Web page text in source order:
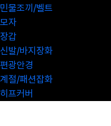
민물조끼/벨트
모자
장갑
신발/바지장화
편광안경
계절/패션잡화
히프커버